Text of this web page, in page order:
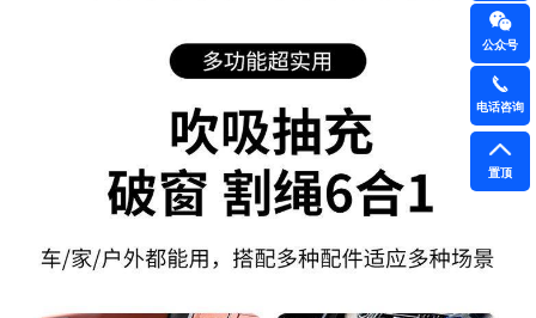
公众号
电话咨询
置顶